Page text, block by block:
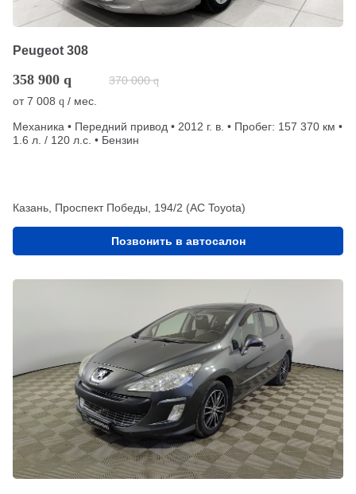
Peugeot 308
358 900 q 370 000 q
от7 008 q / мес.
Механика • Передний привод • 2012 г. в. • Пробег: 157 370 км •
1.6 л. / 120 л.с. • Бензин
Казань, Проспект Победы, 194/2 (АС Toyota)
Позвонить в автосалон